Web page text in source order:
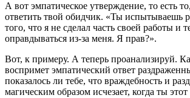
А вот эмпатическое утверждение, то есть
ответить твой обидчик. «Ты испытываешь
того, что я не сделал часть своей работы и
оправдываться из-за меня. Я прав?».
Вот, к примеру. А теперь проанализируй.
воспримет эмпатический ответ
показалось ли тебе, что враждебность и
магическим образом исчезает, когда ты